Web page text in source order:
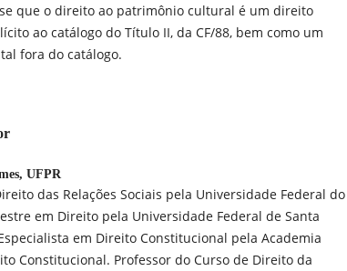
que o direito ao patrimônio cultural é um direito
ao catálogo do Título II, da CF/88, bem como um
fora do catálogo.
UFPR
das Relações Sociais pela Universidade Federal do
em Direito pela Universidade Federal de Santa
em Direito Constitucional pela Academia
Constitucional. Professor do Curso de Direito da